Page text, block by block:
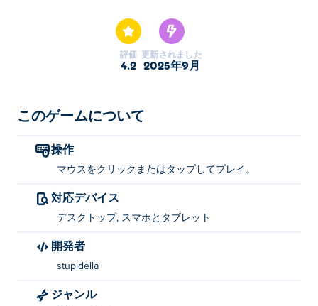
われた論理、不条理なサプライズ、そして頭を悩ませる
レベルを、クリックしながら進んでいきましょう。一歩
間違えれば、大混乱か、かつてないほど滑稽な破滅が待
Stupidella Horror 2の遊び方
クリックまたはタップして再生してください！
Stupidella Horror 2はStupidellaによって開発されまし
(ポキ): Stupidella 1
Stupidella 4、Stupidella Click
評価
4.2
更新されました
2025年9月
このゲームについて
操作
マウスをクリックまたはタップしてプレイ。
対応デバイス
デスクトップ, スマホとタブレット
開発者
stupidella
ジャンル